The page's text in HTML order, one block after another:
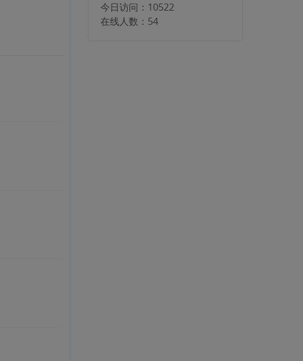
今日访问： 10522
在线人数： 54